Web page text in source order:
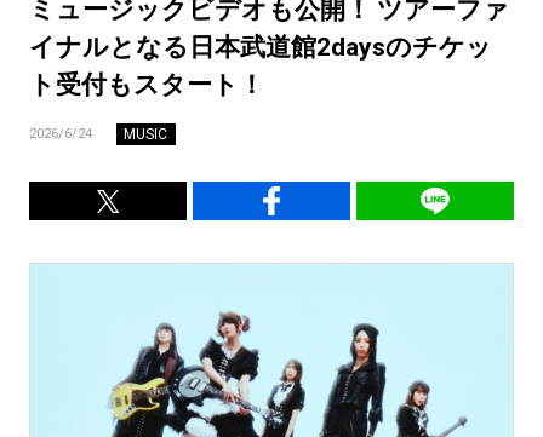
ミュージックビデオも公開！ ツアーファ
イナルとなる日本武道館2daysのチケッ
ト受付もスタート！
2026/6/24 MUSIC